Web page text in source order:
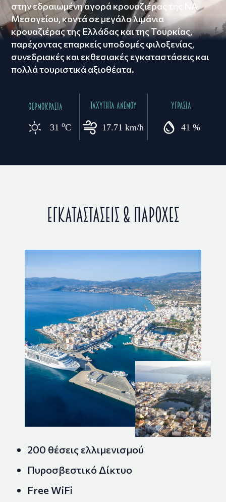
στην εδραιωμένη αγορά κρουαζιέρας της ΝΑ
Μεσογείου, κοντά σε μεγάλα λιμάνια
κρουαζιέρας της Ελλάδας και της Τουρκίας,
παρέχοντας επαρκείς υποδομές φιλοξενίας,
συνεδριακές και εκθεσιακές εγκαταστάσεις και
πολλά τουριστικά αξιοθέατα.
ΘΕΡΜΟΚΡΑΣΙΑ
31 oC
ΤΑΧΥΤΗΤΑ ΑΝΕΜΟΥ
17.71 km/h
ΥΓΡΑΣΙΑ
41 %
ΕΓΚΑΤΑΣΤΑΣΕΙΣ & ΠΑΡΟΧΕΣ
200 θέσεις ελλιμενισμού
Πυροσβεστικό Δίκτυο
Free WiFi